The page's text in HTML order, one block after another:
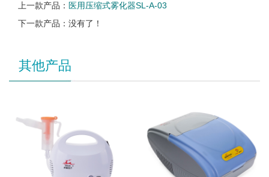
上一款产品： 医用压缩式雾化器SL-A-03
下一款产品：没有了！
其他产品